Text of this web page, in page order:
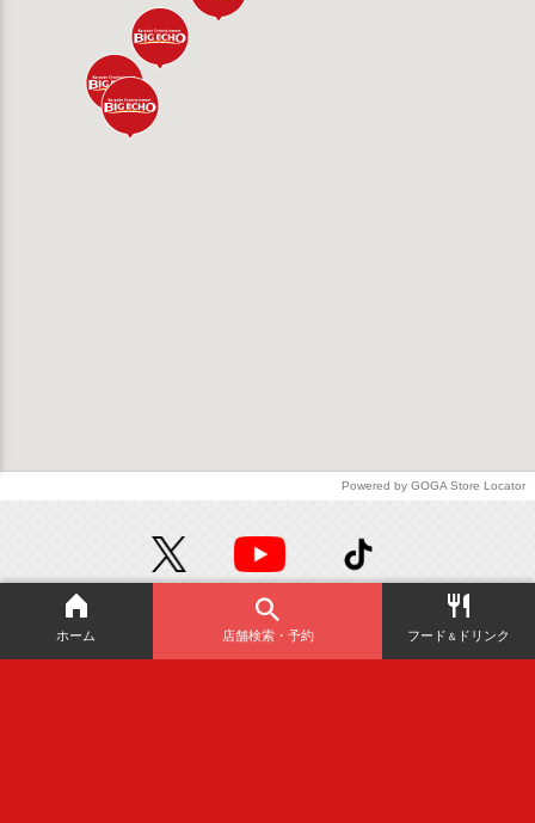
Powered by GOGA Store Locator
絶対お得！
ホーム 店舗検索・予約 フード ＆ ドリンク